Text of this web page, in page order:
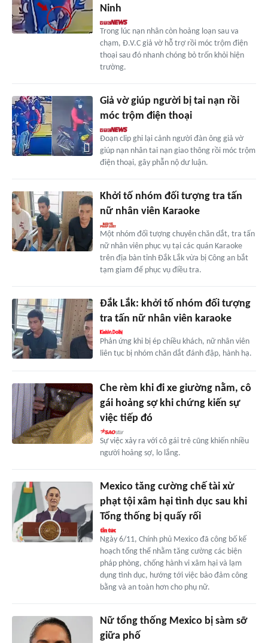
Ninh
Trong lúc nạn nhân còn hoảng loạn sau va
chạm, Đ.V.C giả vờ hỗ trợ rồi móc trộm điện
thoại sau đó nhanh chóng bỏ trốn khỏi hiện
trường.
Giả vờ giúp người bị tai nạn rồi
móc trộm điện thoại
Đoạn clip ghi lại cảnh người đàn ông giả vờ
giúp nạn nhân tai nạn giao thông rồi móc trộm
điện thoại, gây phẫn nộ dư luận.
Khởi tố nhóm đối tượng tra tấn
nữ nhân viên Karaoke
Một nhóm đối tượng chuyên chăn dắt, tra tấn
nữ nhân viên phục vụ tại các quán Karaoke
trên địa bàn tỉnh Đắk Lắk vừa bị Công an bắt
tạm giam để phục vụ điều tra.
Đắk Lắk: khởi tố nhóm đối tượng
tra tấn nữ nhân viên karaoke
Phản ứng khi bị ép chiều khách, nữ nhân viên
liên tục bị nhóm chăn dắt đánh đập, hành hạ.
Che rèm khi đi xe giường nằm, cô
gái hoảng sợ khi chứng kiến sự
việc tiếp đó
Sự việc xảy ra với cô gái trẻ cũng khiến nhiều
người hoảng sợ, lo lắng.
Mexico tăng cường chế tài xử
phạt tội xâm hại tình dục sau khi
Tổng thống bị quấy rối
Ngày 6/11, Chính phủ Mexico đã công bố kế
hoạch tổng thể nhằm tăng cường các biện
pháp phòng, chống hành vi xâm hại và lạm
dụng tình dục, hướng tới việc bảo đảm công
bằng và an toàn hơn cho phụ nữ.
Nữ tổng thống Mexico bị sàm sỡ
giữa phố